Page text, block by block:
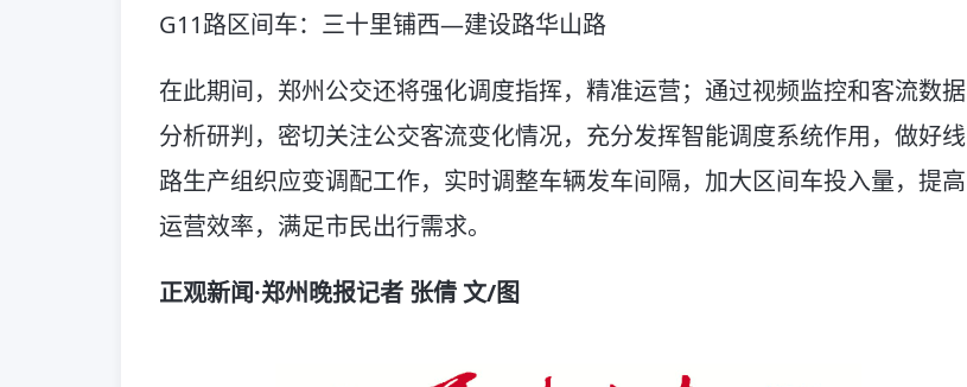
G11路区间车：三十里铺西—建设路华山路
在此期间，郑州公交还将强化调度指挥，精准运营；通过视频监控和客流数据
分析研判，密切关注公交客流变化情况，充分发挥智能调度系统作用，做好线
路生产组织应变调配工作，实时调整车辆发车间隔，加大区间车投入量，提高
运营效率，满足市民出行需求。
正观新闻·郑州晚报记者 张倩 文/图